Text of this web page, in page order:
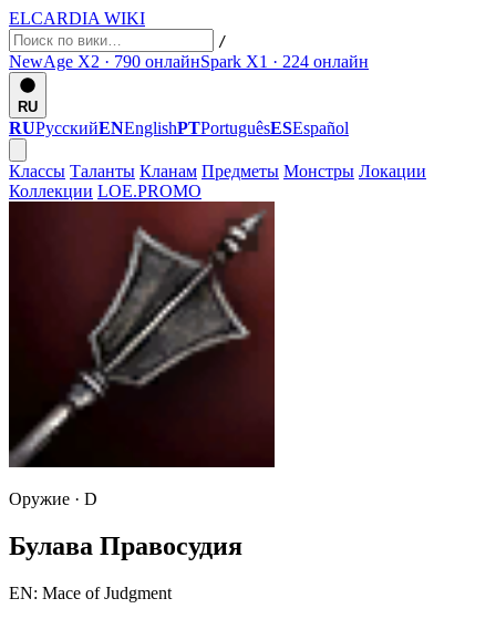
ELCARDIA WIKI
/
NewAge X2 · 790 онлайнSpark X1 · 224 онлайн
RU
RUРусскийENEnglishPTPortuguêsESEspañol
Классы Таланты Кланам Предметы Монстры Локации
Коллекции LOE.PROMO
Оружие · D
Булава Правосудия
EN: Mace of Judgment